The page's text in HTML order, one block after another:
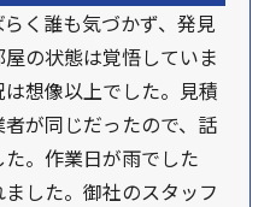
く誰も気づかず、発見
の状態は覚悟していま
想像以上でした。見積
が同じだったので、話
。作業日が雨でした
した。御社のスタッフ